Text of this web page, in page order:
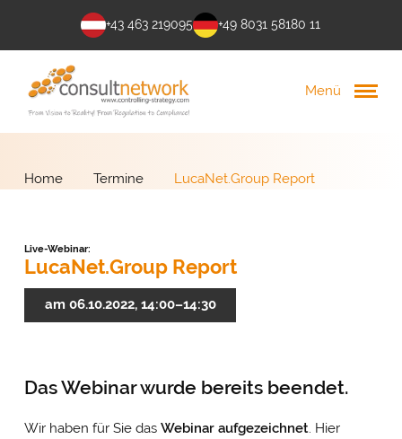
+43 463 219095 +49 8031 58180 11
Menü
Home Termine LucaNet.Group Report
Live-Webinar:
LucaNet.Group Report
am 06.10.2022, 14:00–14:30
Das Webinar wurde bereits beendet.
Wir haben für Sie das Webinar aufgezeichnet. Hier